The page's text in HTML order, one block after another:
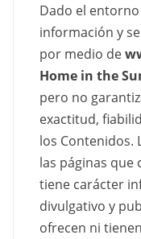
Dado el
información y
por medio de
Home in the
pero no
exactitud,
los Contenidos.
las páginas que
tiene carácter
divulgativo y
ofrecen ni